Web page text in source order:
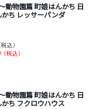
動物園篇 町娘はんかち 日
ち レッサーパンダ
込）
（税込）
動物園篇 町娘はんかち 日
ち フクロウハウス